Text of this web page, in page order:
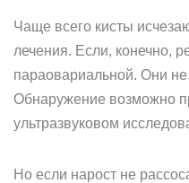
Чаще всего кисты
лечения. Если, конечно,
параовариальной. Они
Обнаружение возможно
ультразвуковом
Но если нарост не